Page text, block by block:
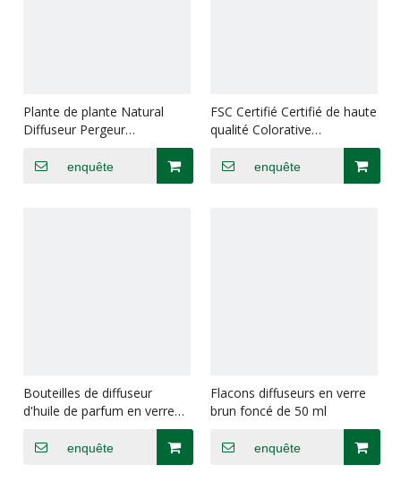
Plante de plante Natural
Diffuseur Pergeur
Défurqueur Humidificateur
enquête
FSC Certifié Certifié de haute
qualité Colorative
Decorative Diffuseur Rattan
Ball
enquête
Bouteilles de diffuseur
d'huile de parfum en verre
enquête
Flacons diffuseurs en verre
brun foncé de 50 ml
enquête